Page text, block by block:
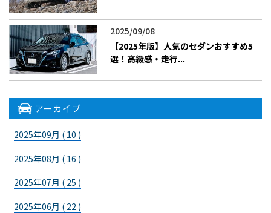
2025/09/08
【2025年版】人気のセダンおすすめ5
選！高級感・走行...
アーカイブ
2025年09月 ( 10 )
2025年08月 ( 16 )
2025年07月 ( 25 )
2025年06月 ( 22 )